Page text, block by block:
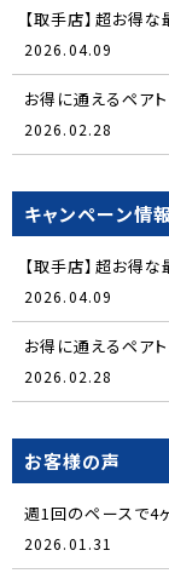
【取手店】超お得
2026.04.09
お得に通えるペアト
2026.02.28
キャンペーン情報
【取手店】超お得
2026.04.09
お得に通えるペアト
2026.02.28
お客様の声
週1回のペースで4
2026.01.31